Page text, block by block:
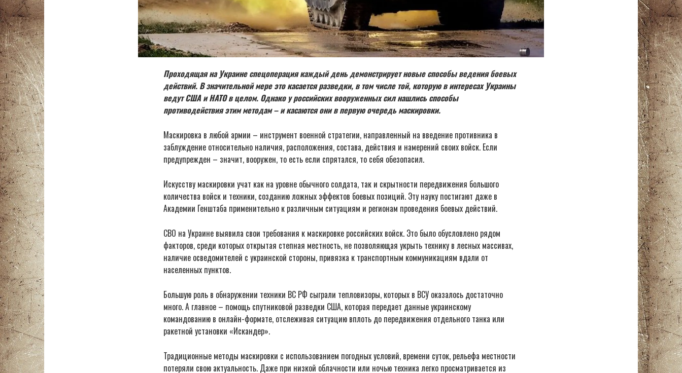
Проходящая на Украине спецоперация каждый день демонстрирует новые способы ведения боевых
действий. В значительной мере это касается разведки, в том числе той, которую в интересах Украины
ведут США и НАТО в целом. Однако у российских вооруженных сил нашлись способы
противодействия этим методам – и касаются они в первую очередь маскировки.
Маскировка в любой армии – инструмент военной стратегии, направленный на введение противника в
заблуждение относительно наличия, расположения, состава, действия и намерений своих войск. Если
предупрежден – значит, вооружен, то есть если спрятался, то себя обезопасил.
Искусству маскировки учат как на уровне обычного солдата, так и скрытности передвижения большого
количества войск и техники, созданию ложных эффектов боевых позиций. Эту науку постигают даже в
Академии Генштаба применительно к различным ситуациям и регионам проведения боевых действий.
СВО на Украине выявила свои требования к маскировке российских войск. Это было обусловлено рядом
факторов, среди которых открытая степная местность, не позволяющая укрыть технику в лесных массивах,
наличие осведомителей с украинской стороны, привязка к транспортным коммуникациям вдали от
населенных пунктов.
Большую роль в обнаружении техники ВС РФ сыграли тепловизоры, которых в ВСУ оказалось достаточно
много. А главное – помощь спутниковой разведки США, которая передает данные украинскому
командованию в онлайн-формате, отслеживая ситуацию вплоть до передвижения отдельного танка или
ракетной установки «Искандер».
Традиционные методы маскировки с использованием погодных условий, времени суток, рельефа местности
потеряли свою актуальность. Даже при низкой облачности или ночью техника легко просматривается из